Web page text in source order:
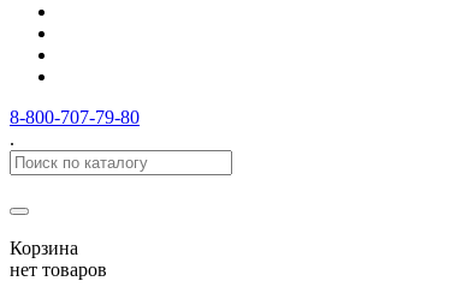
8-800-707-79-80
.
Корзина
нет товаров